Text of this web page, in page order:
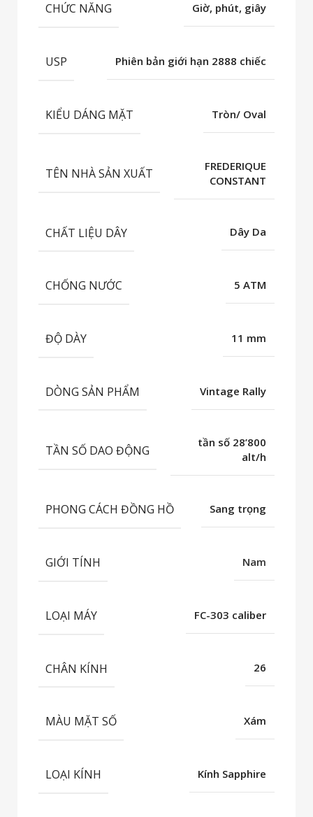
CHỨC NĂNG Giờ, phút, giây
USP Phiên bản giới hạn 2888 chiếc
KIỂU DÁNG MẶT Tròn/ Oval
TÊN NHÀ SẢN XUẤT
FREDERIQUE
CONSTANT
CHẤT LIỆU DÂY Dây Da
CHỐNG NƯỚC 5 ATM
ĐỘ DÀY 11 mm
DÒNG SẢN PHẨM Vintage Rally
TẦN SỐ DAO ĐỘNG
tần số 28’800
alt/h
PHONG CÁCH ĐỒNG HỒ Sang trọng
GIỚI TÍNH Nam
LOẠI MÁY FC-303 caliber
CHÂN KÍNH 26
MÀU MẶT SỐ Xám
LOẠI KÍNH Kính Sapphire